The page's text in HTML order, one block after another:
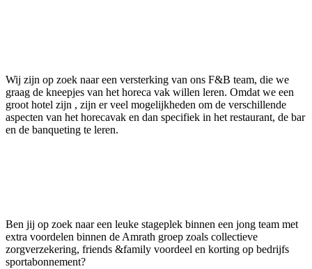
Wij zijn op zoek naar een versterking van ons F&B team, die we
graag de kneepjes van het horeca vak willen leren. Omdat we een
groot hotel zijn , zijn er veel mogelijkheden om de verschillende
aspecten van het horecavak en dan specifiek in het restaurant, de bar
en de banqueting te leren.
Ben jij op zoek naar een leuke stageplek binnen een jong team met
extra voordelen binnen de Amrath groep zoals collectieve
zorgverzekering, friends &family voordeel en korting op bedrijfs
sportabonnement?